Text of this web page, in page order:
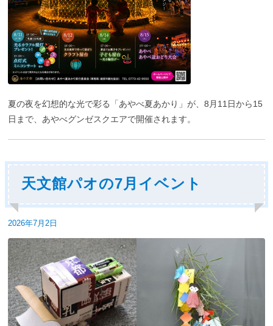
夏の夜を幻想的な光で彩る「あやべ夏あかり」が、8月11日から15
日まで、あやべグンゼスクエアで開催されます。
天文館パオの7月イベント
投
日:
2026年7月2日